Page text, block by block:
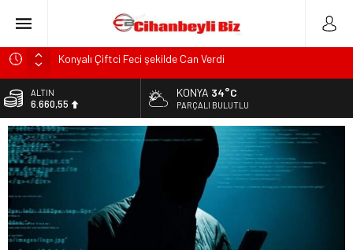
Konyalı Çiftci Feci şekilde Can Verdi
Konya’da araçta oksijen tüpünün patlaması sonucu hayatını
kaybeden biri bebek 2 kişi ile yaralanan 2 kişinin kimlikleri
KULU’DA HAFİF TİCARİ ARAÇ TAKLA ATTI: 2’Sİ ÇOCUK, 3
YARALI
Trafik Kazasinda Yaralanmıştı, Tedavi gördüğü Hastanede
Hayatını Kaybetti
Başkan Adayı Kemal Tekin Sahada Ziyaretlerini
Yoğunlaştırdı
ALTIN
6.660,55
BİST
13.779,39
DOLAR
47,7111
EURO
55,1881
KONYA 34°C
PARÇALI BULUTLU